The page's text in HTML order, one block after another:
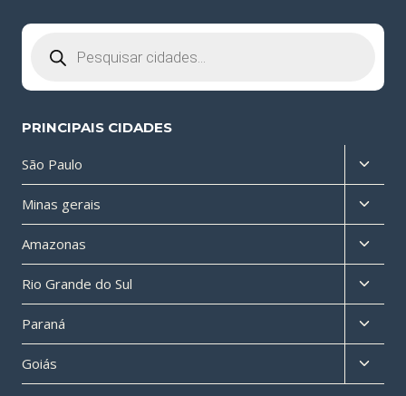
produtos
PRINCIPAIS CIDADES
São Paulo
menu
filho
Minas gerais
menu
filho
Amazonas
menu
filho
Rio Grande do Sul
menu
filho
Paraná
menu
filho
Goiás
menu